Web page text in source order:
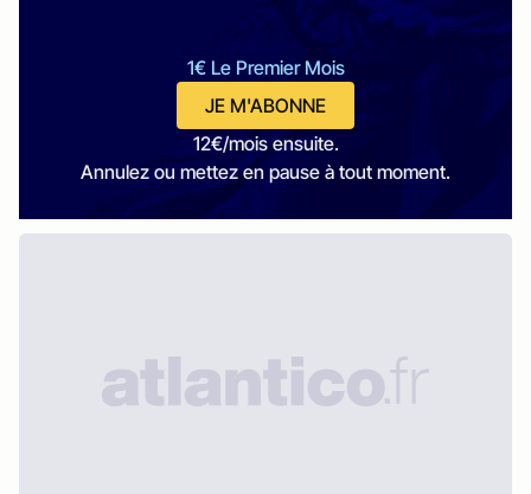
1€ Le Premier Mois
JE M'ABONNE
12€/mois ensuite.
Annulez ou mettez en pause à tout moment.